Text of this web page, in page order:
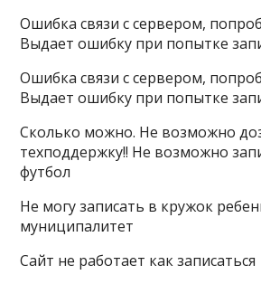
Ошибка связи с сервером,
Выдает ошибку при попытке
Ошибка связи с сервером,
Выдает ошибку при попытке
Сколько можно. Не возможно
техподдержку!! Не возможно
футбол
Не могу записать в кружок
муниципалитет
Сайт не работает как записаться